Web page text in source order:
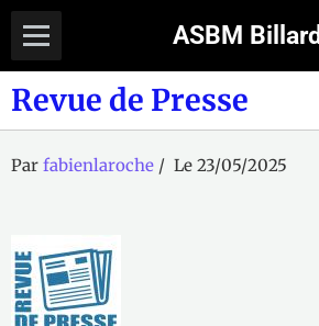
ASBM Billard
Revue de Presse
Par fabienlaroche Le 23/05/2025